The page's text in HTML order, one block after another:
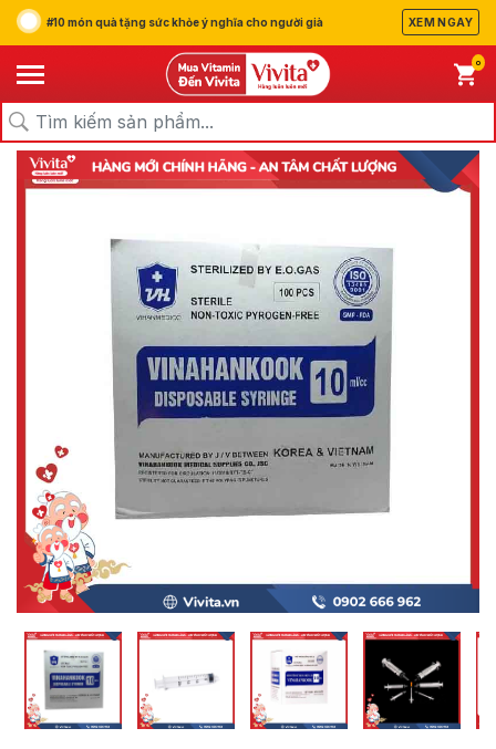
#10 món quà tặng sức khỏe ý nghĩa cho người già XEM NGAY
0
Trang chủ/Sản Phẩm/Thiết Bị Y Tế